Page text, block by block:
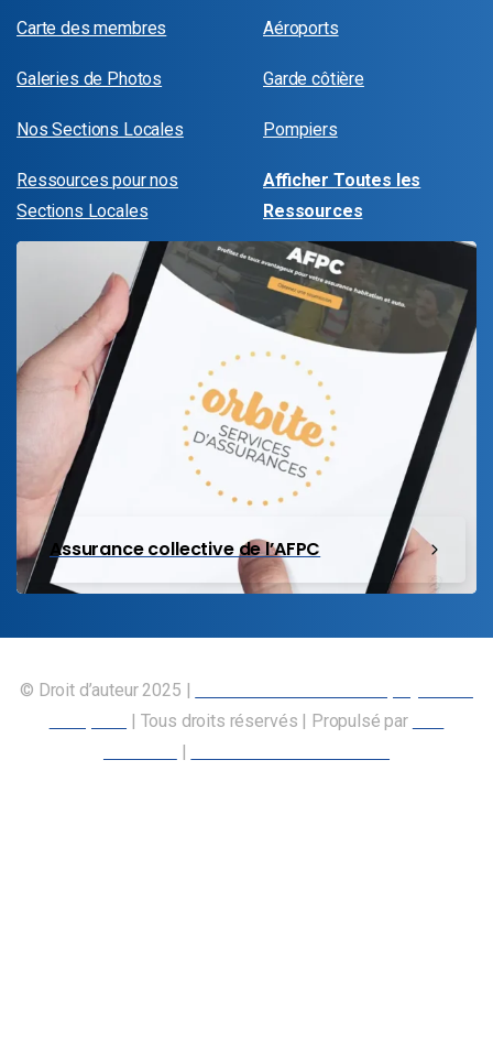
Carte des membres
Galeries de Photos
Nos Sections Locales
Ressources pour nos
Sections Locales
Aéroports
Garde côtière
Pompiers
Afficher Toutes les
Ressources
Assurance collective de l’AFPC
© Droit d’auteur 2025 |
| Tous droits réservés | Propulsé par
|